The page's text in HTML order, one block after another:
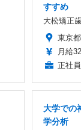
すすめ
大松矯正
東京都
月給
正社員
大学での
学分析